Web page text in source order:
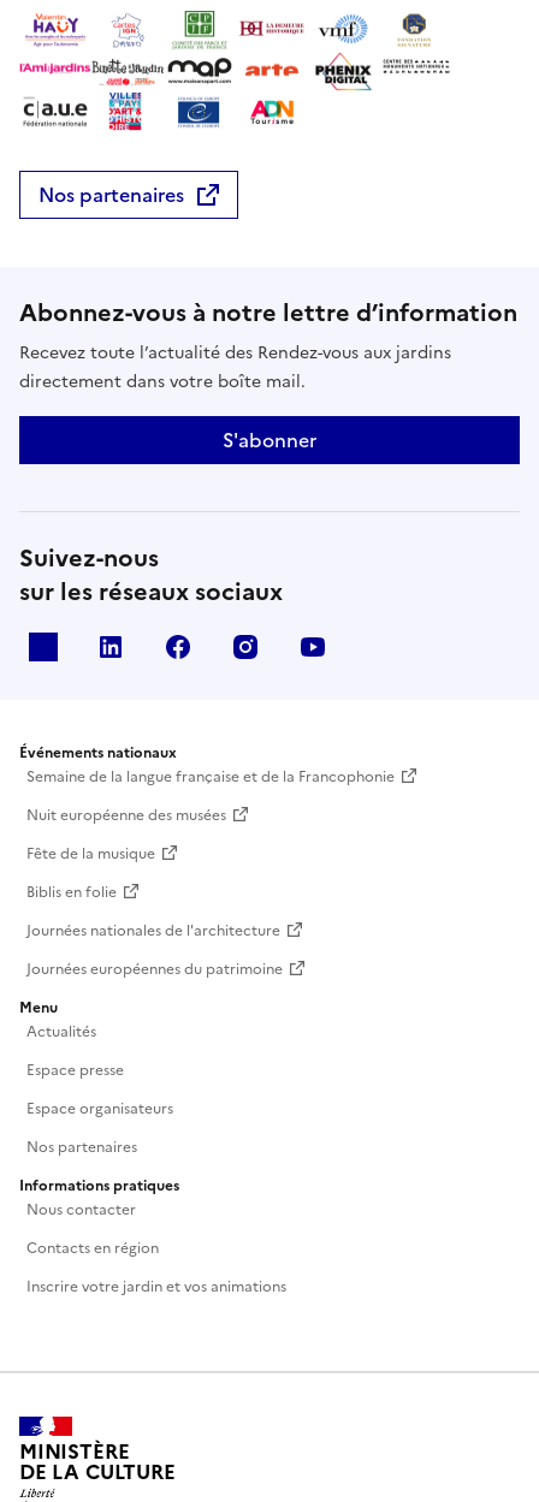
Nos partenaires
Abonnez-vous à notre lettre d’information
Recevez toute l’actualité des Rendez-vous aux jardins
directement dans votre boîte mail.
S'abonner
Suivez-nous
sur les réseaux sociaux
Linkedin Facebook Instagram
Événements nationaux
Semaine de la langue française et de la Francophonie
Nuit européenne des musées
Fête de la musique
Biblis en folie
Journées nationales de l'architecture
Journées européennes du patrimoine
Menu
Actualités
Espace presse
Espace organisateurs
Nos partenaires
Informations pratiques
Nous contacter
Contacts en région
Inscrire votre jardin et vos animations
MINISTÈRE
DE LA CULTURE